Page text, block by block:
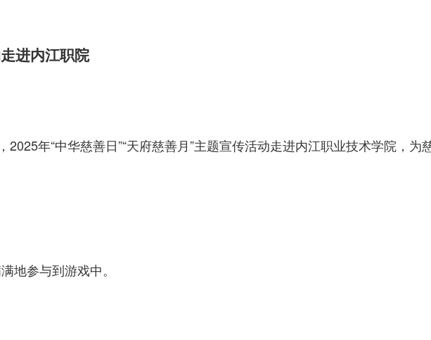
进内江职院
年“中华慈善日”“天府慈善月”主题宣传活动走进内江职业技术学院，为
地参与到游戏中。